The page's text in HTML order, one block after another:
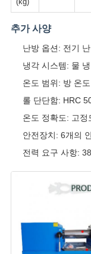
추가 사양
난방 옵션: 전기
냉각 시스템: 물
온도 범위: 방 온
롤 단단함: HRC
온도 정확도: 고정
안전장치: 6개의
전력 요구 사항: